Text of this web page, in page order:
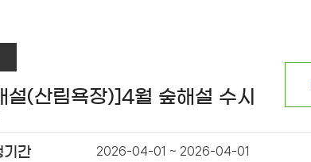
설(산림욕장)]4월 숲해설 수시
기간 2026-04-01 ~ 2026-04-01